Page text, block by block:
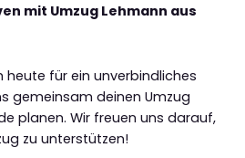
mit Umzug Lehmann aus
heute für ein unverbindliches
gemeinsam deinen Umzug
planen. Wir freuen uns darauf,
zu unterstützen!